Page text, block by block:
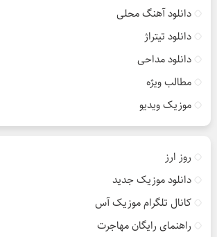
دانلود آهنگ محلی
دانلود تیتراژ
دانلود مداحی
مطالب ویژه
موزیک ویدیو
روز ارز
دانلود موزیک جدید
کانال تلگرام موزیک آس
راهنمای رایگان مهاجرت